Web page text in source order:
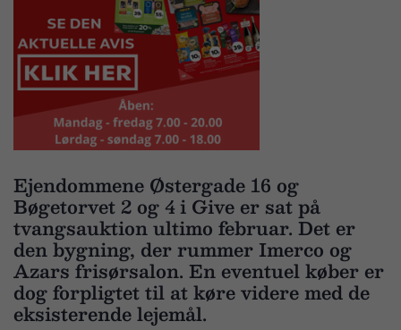
Ejendommene Østergade 16 og
Bøgetorvet 2 og 4 i Give er sat på
tvangsauktion ultimo februar. Det er
den bygning, der rummer Imerco og
Azars frisørsalon. En eventuel køber er
dog forpligtet til at køre videre med de
eksisterende lejemål.